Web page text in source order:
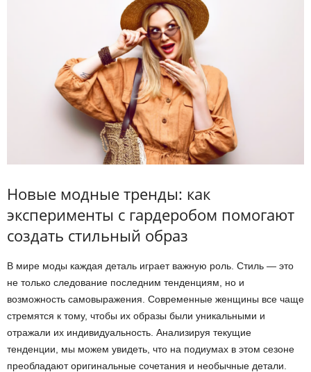
Новые модные тренды: как
эксперименты с гардеробом помогают
создать стильный образ
В мире моды каждая деталь играет важную роль. Стиль — это
не только следование последним тенденциям, но и
возможность самовыражения. Современные женщины все чаще
стремятся к тому, чтобы их образы были уникальными и
отражали их индивидуальность. Анализируя текущие
тенденции, мы можем увидеть, что на подиумах в этом сезоне
преобладают оригинальные сочетания и необычные детали.